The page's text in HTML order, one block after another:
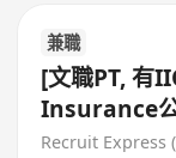
兼職
[文職PT, 有
Insurance
Customer
Recruit Express